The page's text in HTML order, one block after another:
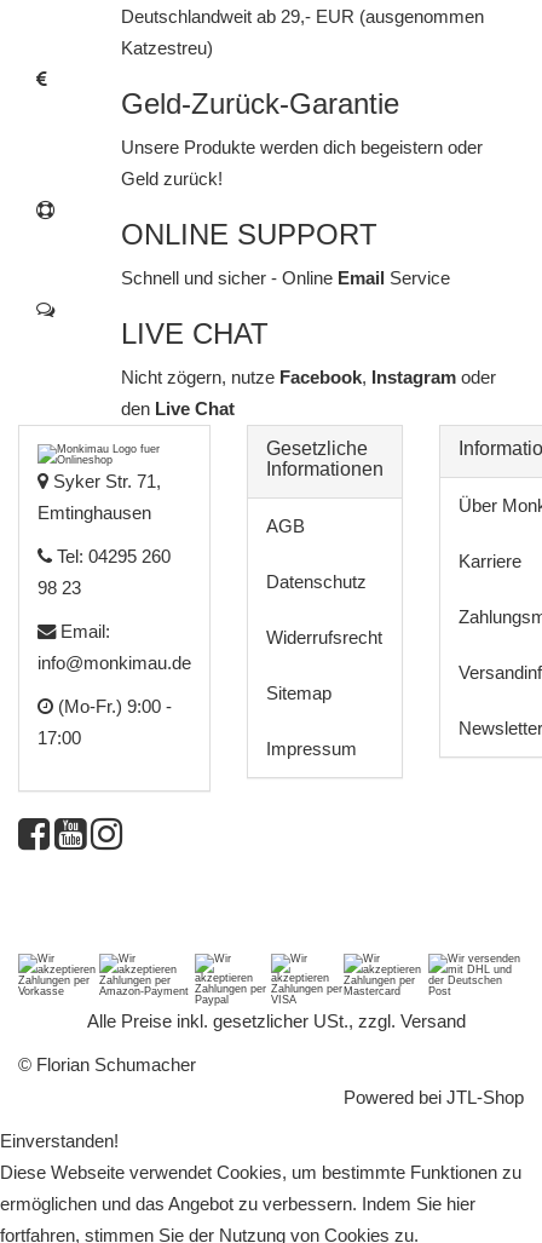
Deutschlandweit ab 29,- EUR (ausgenommen
Katzestreu)
Geld-Zurück-Garantie
Unsere Produkte werden dich begeistern oder
Geld zurück!
ONLINE SUPPORT
Schnell und sicher - Online Email Service
LIVE CHAT
Nicht zögern, nutze Facebook, Instagram oder
denLive Chat
Syker Str. 71,
Emtinghausen
Tel: 04295 260
98 23
Email:
info@monkimau.de
(Mo-Fr.) 9:00 -
17:00
Gesetzliche
Informationen
AGB
Datenschutz
Widerrufsrecht
Sitemap
Impressum
Über
Karriere
Newsletter
Alle Preise inkl. gesetzlicher USt., zzgl. Versand
© Florian Schumacher
Powered bei JTL-Shop
Einverstanden!
Diese Webseite verwendet Cookies, um bestimmte Funktionen zu
ermöglichen und das Angebot zu verbessern. Indem Sie hier
fortfahren, stimmen Sie der Nutzung von Cookies zu.